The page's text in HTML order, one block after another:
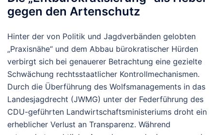
gegen den Artenschutz
Hinter der von Politik und Jagdverbänden gelobten
„Praxisnähe“ und dem Abbau bürokratischer Hürden
verbirgt sich bei genauerer Betrachtung eine gezielte
Schwächung rechtsstaatlicher Kontrollmechanismen.
Durch die Überführung des Wolfsmanagements in das
Landesjagdrecht (JWMG) unter der Federführung des
CDU-geführten Landwirtschaftsministeriums droht ein
erheblicher Verlust an Transparenz. Während